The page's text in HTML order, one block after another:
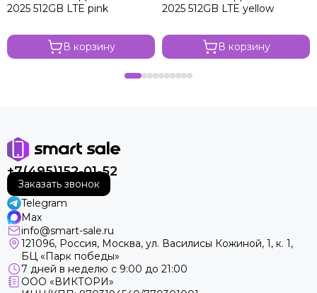
2025 512GB LTE pink
В корзину
2025 512GB LTE yellow
В корзину
+7(495)152-01-52
Заказать звонок
Telegram
Max
info@smart-sale.ru
121096, Россия, Москва, ул. Василисы Кожиной, 1, к. 1,
БЦ «Парк победы»
7 дней в неделю с 9:00 до 21:00
ООО «ВИКТОРИ»